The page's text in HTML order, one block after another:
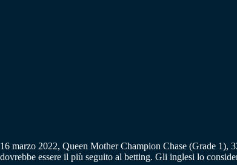
16 marzo 2022, Queen Mother Champion Chase (Grade 1),
dovrebbe essere il più seguito al betting. Gli inglesi lo